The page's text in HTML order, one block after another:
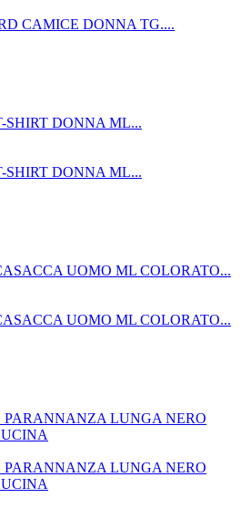
CAMICE DONNA TG....
SHIRT DONNA ML...
SHIRT DONNA ML...
UOMO ML COLORATO...
UOMO ML COLORATO...
PARANNANZA LUNGA NERO
PARANNANZA LUNGA NERO